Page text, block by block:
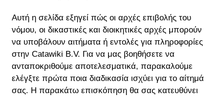
Αυτή η σελίδα εξηγεί πώς οι αρχές επιβολής του
νόμου, οι δικαστικές και διοικητικές αρχές μπορούν
να υποβάλουν αιτήματα ή εντολές για πληροφορίες
στην Catawiki B.V. Για να μας βοηθήσετε να
ανταποκριθούμε αποτελεσματικά, παρακαλούμε
ελέγξτε πρώτα ποια διαδικασία ισχύει για το αίτημά
σας. Η παρακάτω επισκόπηση θα σας κατευθύνει